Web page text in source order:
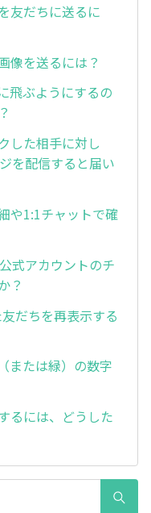
友だちに送るに
像を送るには？
飛ぶようにするの
した相手に対し
を配信すると届い
や1:1チャットで確
式アカウントのチ
？
だちを再表示する
または緑）の数字
るには、どうした